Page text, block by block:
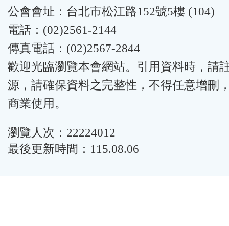
公會會址：台北市松江路152號5樓 (104)
電話：(02)2561-2144
傳真電話：(02)2567-2844
歡迎光臨瀏覽本會網站。引用資料時，請
源，請確保資料之完整性，不得任意增刪
商業使用。
瀏覽人次：22224012
最後更新時間：115.08.06